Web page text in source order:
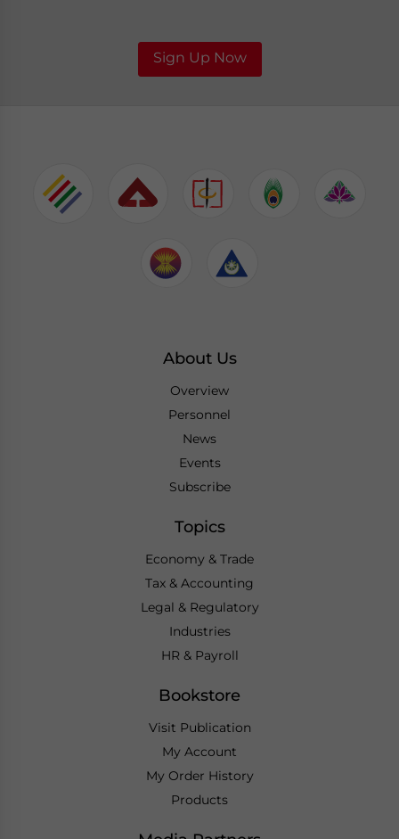
Sign Up Now
About Us
Overview
Personnel
News
Events
Subscribe
Topics
Economy & Trade
Tax & Accounting
Legal & Regulatory
Industries
HR & Payroll
Bookstore
Visit Publication
My Account
My Order History
Products